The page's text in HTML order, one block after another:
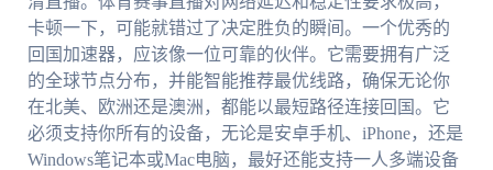
卡顿一下，可能就错过了决定胜负的瞬间。一个优秀的
回国加速器，应该像一位可靠的伙伴。它需要拥有广泛
的全球节点分布，并能智能推荐最优线路，确保无论你
在北美、欧洲还是澳洲，都能以最短路径连接回国。它
必须支持你所有的设备，无论是安卓手机、iPhone，还是
Windows笔记本或Mac电脑，最好还能支持一人多端设备